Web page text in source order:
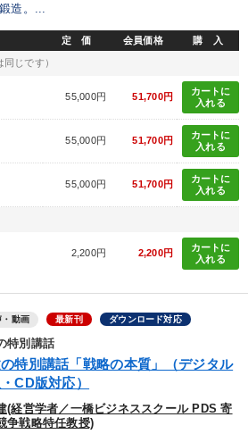
造。...
定 価 会員価格 購 入
同じです）
55,000円 51,700円
カートに
入れる
55,000円 51,700円
カートに
入れる
55,000円 51,700円
カートに
入れる
2,200円 2,200円
カートに
入れる
・動画 最新刊 ダウンロード対応
特別講話
特別講話「戦略の本質」（デジタル
CD版対応）
経営学者／一橋ビジネススクール PDS 寄
争戦略特任教授)